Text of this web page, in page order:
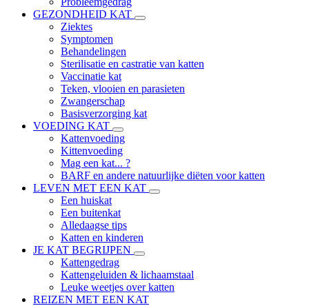
GEZONDHEID KAT
Ziektes
Symptomen
Behandelingen
Sterilisatie en castratie van katten
Vaccinatie kat
Teken, vlooien en parasieten
Zwangerschap
Basisverzorging kat
VOEDING KAT
Kattenvoeding
Kittenvoeding
Mag een kat... ?
BARF en andere natuurlijke diëten voor katten
LEVEN MET EEN KAT
Een huiskat
Een buitenkat
Alledaagse tips
Katten en kinderen
JE KAT BEGRIJPEN
Kattengedrag
Kattengeluiden & lichaamstaal
Leuke weetjes over katten
REIZEN MET EEN KAT